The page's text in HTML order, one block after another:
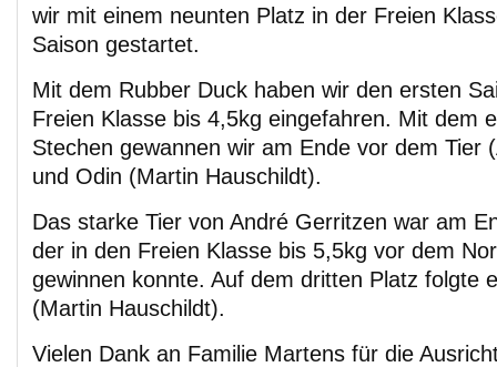
wir mit einem neunten Platz in der Freien
Saison gestartet.
Mit dem Rubber Duck haben wir den ersten
Freien Klasse bis 4,5kg eingefahren. Mit dem
Stechen gewannen wir am Ende vor dem Tier
und Odin (Martin Hauschildt).
Das starke Tier von André Gerritzen war am
der in den Freien Klasse bis 5,5kg vor dem
gewinnen konnte. Auf dem dritten Platz folgte
(Martin Hauschildt).
Vielen Dank an Familie Martens für die